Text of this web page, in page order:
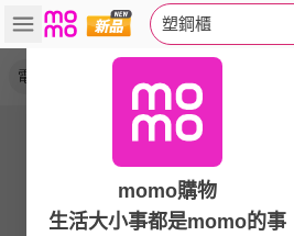
塑鋼櫃
電器櫃
momo購物
生活大小事都是momo的事